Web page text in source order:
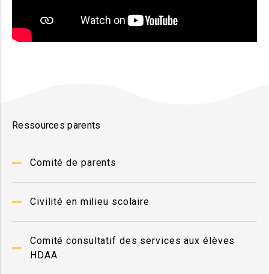
Ressources parents
Comité de parents
Civilité en milieu scolaire
Comité consultatif des services aux élèves
HDAA